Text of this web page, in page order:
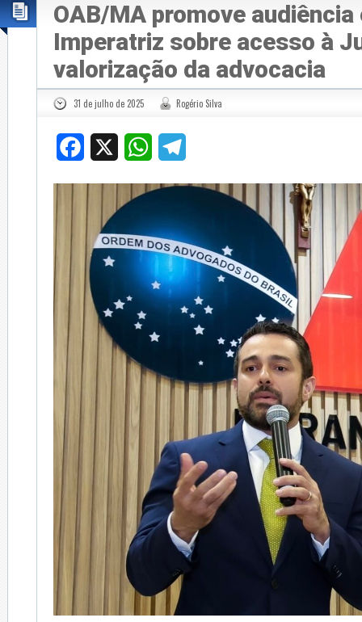
OAB/MA promove audiência
Imperatriz sobre acesso à
valorização da advocacia
31 de julho de 2025 Rogério Silva
Facebook WhatsApp